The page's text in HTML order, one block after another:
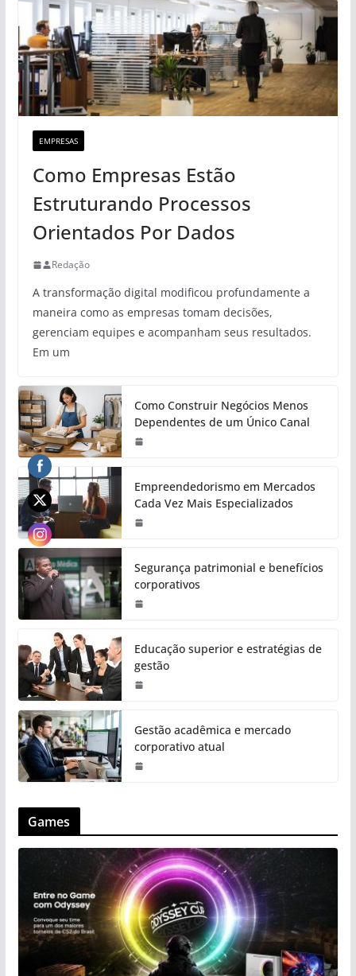
EMPRESAS
Como Empresas Estão
Estruturando Processos
Orientados Por Dados
Redação
A transformação digital modificou profundamente a
maneira como as empresas tomam decisões,
gerenciam equipes e acompanham seus resultados.
Em um
Como Construir Negócios Menos
Dependentes de um Único Canal
Empreendedorismo em Mercados
Cada Vez Mais Especializados
Segurança patrimonial e benefícios
corporativos
Educação superior e estratégias de
gestão
Gestão acadêmica e mercado
corporativo atual
Games